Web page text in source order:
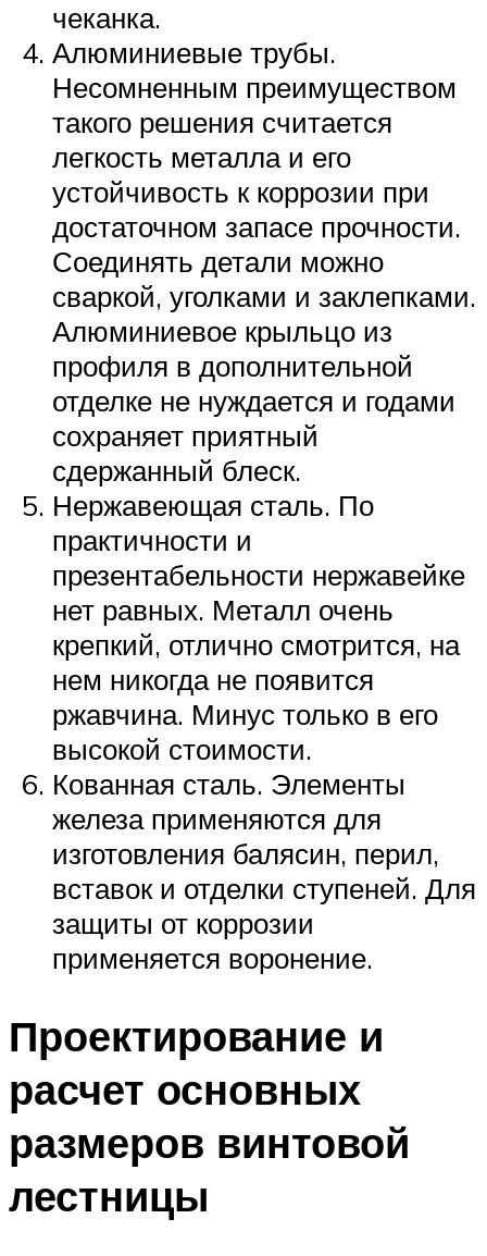
чеканка.
Алюминиевые трубы.
Несомненным преимуществом
такого решения считается
легкость металла и его
устойчивость к коррозии при
достаточном запасе прочности.
Соединять детали можно
сваркой, уголками и заклепками.
Алюминиевое крыльцо из
профиля в дополнительной
отделке не нуждается и годами
сохраняет приятный
сдержанный блеск.
Нержавеющая сталь. По
практичности и
презентабельности нержавейке
нет равных. Металл очень
крепкий, отлично смотрится, на
нем никогда не появится
ржавчина. Минус только в его
высокой стоимости.
Кованная сталь. Элементы
железа применяются для
изготовления балясин, перил,
вставок и отделки ступеней. Для
защиты от коррозии
применяется воронение.
Проектирование и
расчет основных
размеров винтовой
лестницы